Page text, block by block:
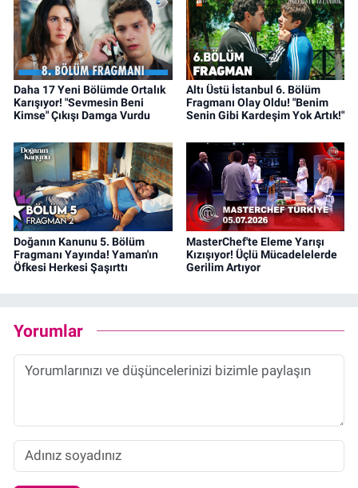
Daha 17 Yeni Bölümde Ortalık
Karışıyor! "Sevmesin Beni
Kimse" Çıkışı Damga Vurdu
Altı Üstü İstanbul 6. Bölüm
Fragmanı Olay Oldu! "Benim
Senin Gibi Kardeşim Yok Artık!"
Doğanın Kanunu 5. Bölüm
Fragmanı Yayında! Yaman'ın
Öfkesi Herkesi Şaşırttı
MasterChef'te Eleme Yarışı
Kızışıyor! Üçlü Mücadelelerde
Gerilim Artıyor
Yorumlar